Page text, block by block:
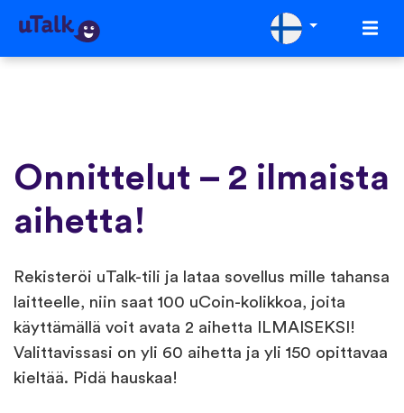
Onnittelut – 2 ilmaista
aihetta!
Rekisteröi uTalk-tili ja lataa sovellus mille tahansa
laitteelle, niin saat 100 uCoin-kolikkoa, joita
käyttämällä voit avata 2 aihetta ILMAISEKSI!
Valittavissasi on yli 60 aihetta ja yli 150 opittavaa
kieltää. Pidä hauskaa!